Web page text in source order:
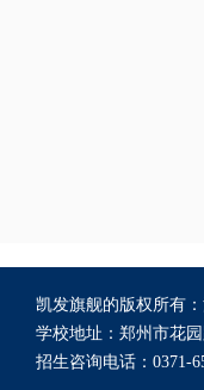
凯发旗舰的版权所有
学校地址：郑州市花
招生咨询电话：0371-